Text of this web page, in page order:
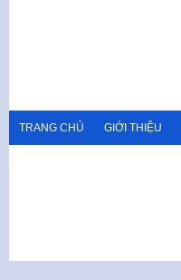
TRANG CHỦ GIỚI THIỆU